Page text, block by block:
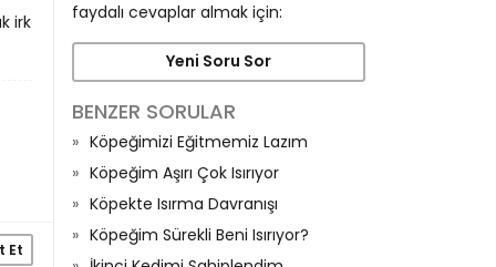
irk
Et
faydalı cevaplar almak için:
Yeni Soru Sor
BENZER SORULAR
Köpeğimizi Eğitmemiz Lazım
Köpeğim Aşırı Çok Isırıyor
Köpekte Isırma Davranışı
Köpeğim Sürekli Beni Isırıyor?